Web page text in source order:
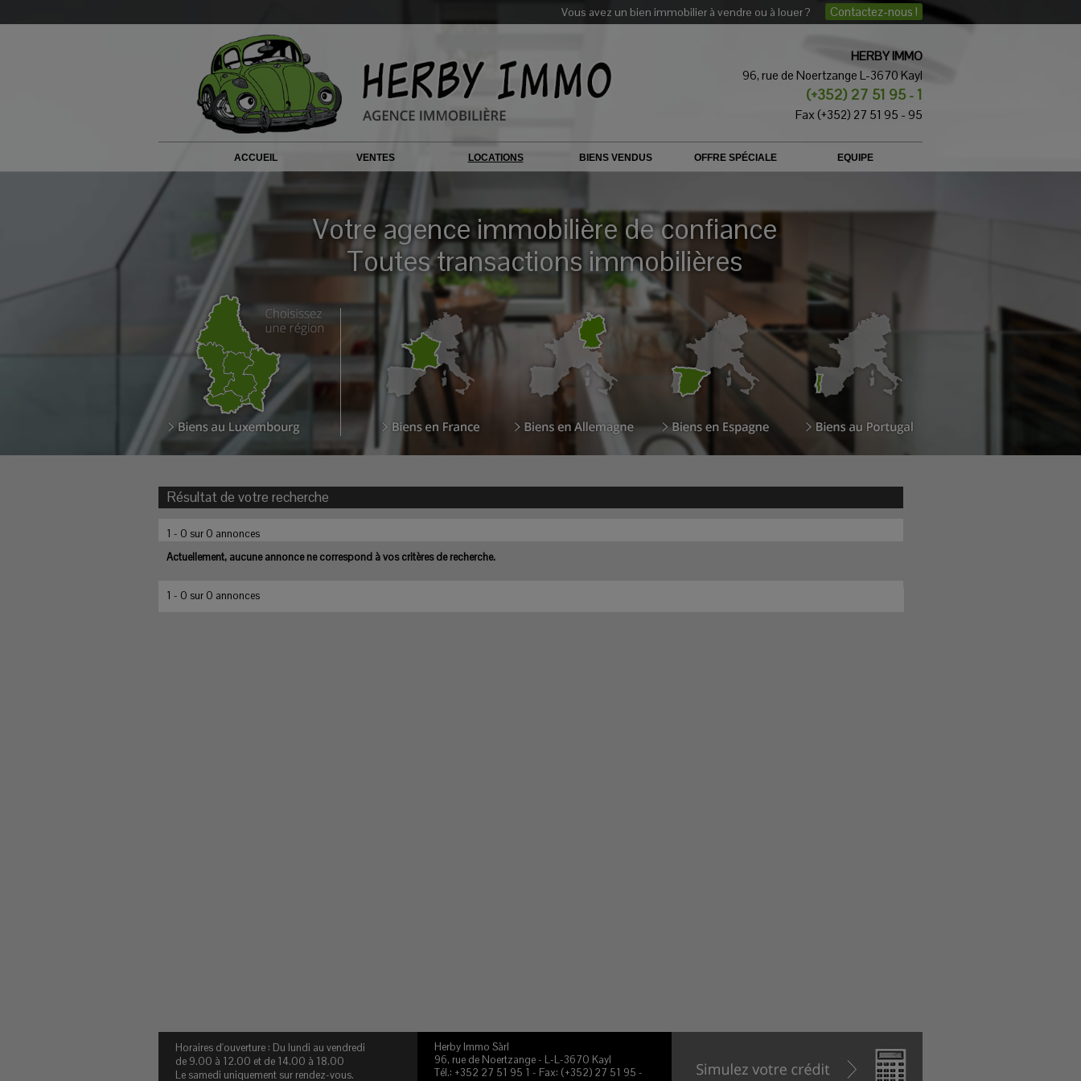
Vous avez un bien immobilier à vendre ou à louer ? Contactez-nous !
HERBY IMMO
96, rue de Noertzange L-3670 Kayl
(+352) 27 51 95 - 1
Fax (+352) 27 51 95 - 95
ACCUEIL VENTES LOCATIONS BIENS VENDUS OFFRE SPÉCIALE EQUIPE
Votre agence immobilière de confiance
Toutes transactions immobilières
Résultat de votre recherche
1 - 0 sur 0 annonces
Actuellement, aucune annonce ne correspond à vos critères de recherche.
1 - 0 sur 0 annonces
Horaires d'ouverture : Du lundi au vendredi
de 9.00 à 12.00 et de 14.00 à 18.00
Le samedi uniquement sur rendez-vous.
Herby Immo Sàrl
96, rue de Noertzange - L-L-3670 Kayl
Tél.: +352 27 51 95 1 - Fax: (+352) 27 51 95 -